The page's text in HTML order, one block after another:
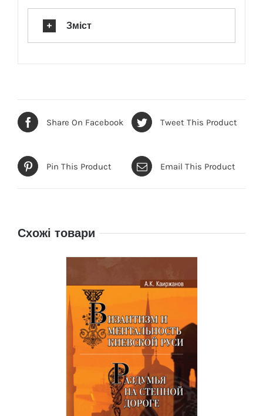
Зміст
Share On Facebook Tweet This Product
Pin This Product Email This Product
Схожі товари